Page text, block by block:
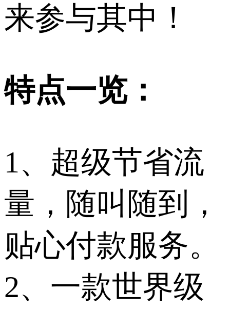
来参与其中！
特点一览：
1、超级节省流
量，随叫随到，
贴心付款服务。
2、一款世界级